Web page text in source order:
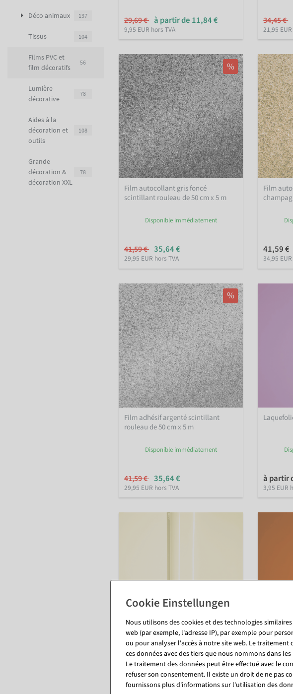
Déco animaux 137
Tissus 104
Films PVC et
film décoratifs
56
Lumière
décorative
78
Aides à la
décoration et
outils
108
Grande
décoration &
décoration XXL
78
29,69 € à partir de 11,84 €
9,95 EUR hors TVA
34,45 €
21,95
%
Film autocollant gris foncé
scintillant rouleau de 50 cm x 5 m
Disponible immédiatement
41,59 € 35,64 €
29,95 EUR hors TVA
Film
41,59 €
34,95
%
Film adhésif argenté scintillant
rouleau de 50 cm x 5 m
Disponible immédiatement
41,59 € 35,64 €
29,95 EUR hors TVA
à partir
3,95 EUR
Laquefolie amande
Disponible immédiatement
Nous utilisons des cookies et des technologies
web (par exemple, l'adresse IP), par exemple pour
ou pour analyser l'accès à notre site web. Le
ces données avec des tiers que nous nommons dans
Le traitement des données peut être effectué avec le
refuser son consentement. Il existe un droit de ne pas
fournissons plus d'informations sur l'utilisation des